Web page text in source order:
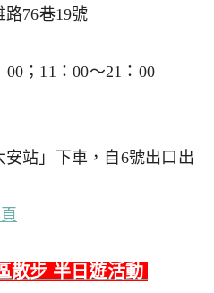
76巷19號
；11：00～21：00
站」下車，自6號出口出
步 半日遊活動